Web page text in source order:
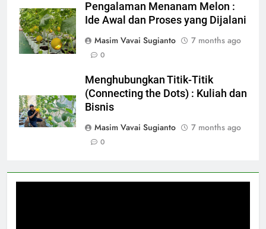
Pengalaman Menanam Melon :
Ide Awal dan Proses yang Dijalani
Masim Vavai Sugianto
7 months ago
0
Menghubungkan Titik-Titik
(Connecting the Dots) : Kuliah dan
Bisnis
Masim Vavai Sugianto
7 months ago
0